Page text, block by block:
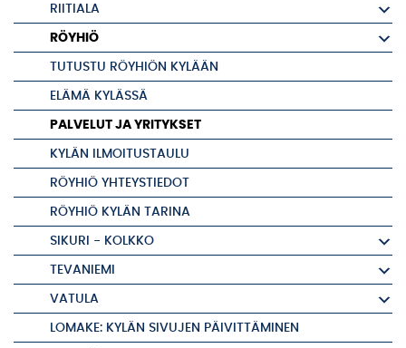
RIITIALA
RÖYHIÖ
TUTUSTU RÖYHIÖN KYLÄÄN
ELÄMÄ KYLÄSSÄ
PALVELUT JA YRITYKSET
KYLÄN ILMOITUSTAULU
RÖYHIÖ YHTEYSTIEDOT
RÖYHIÖ KYLÄN TARINA
SIKURI - KOLKKO
TEVANIEMI
VATULA
LOMAKE: KYLÄN SIVUJEN PÄIVITTÄMINEN